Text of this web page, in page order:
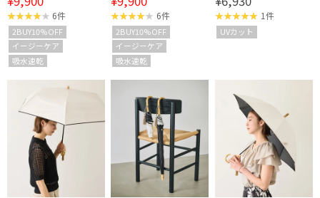
プ対応・イージーケア
6件
2BUY10%OFF
イージーケア
吸水速乾
プ対応・イージーケア
6件
2BUY10%OFF
イージーケア
吸水速乾
パクトパラソル(折りたた
み雨傘・遮熱日傘)/UV&
遮光率100%カット/近赤
1件
UVカット